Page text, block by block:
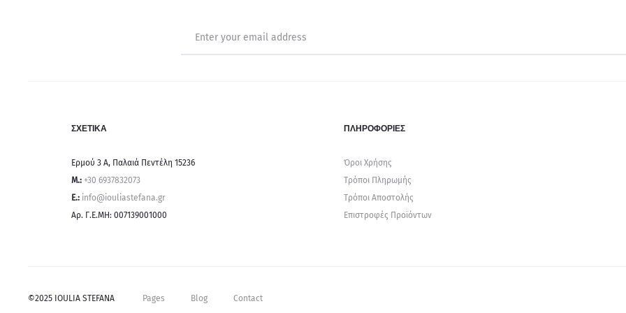
ΣΧΕΤΙΚΑ
Ερμού 3 Α, Παλαιά Πεντέλη 15236
Μ.: +30 6937832073
E.: info@iouliastefana.gr
Αρ. Γ.Ε.ΜΗ: 007139001000
ΠΛΗΡΟΦΟΡΙΕΣ
Όροι Χρήσης
Τρόποι Πληρωμής
Τρόποι Αποστολής
Επιστροφές Προϊόντων
©2025 IOULIA STEFANA Pages Blog Contact